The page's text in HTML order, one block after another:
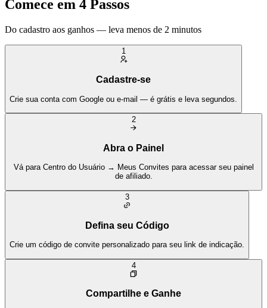
Comece em 4 Passos
Do cadastro aos ganhos — leva menos de 2 minutos
1
Cadastre-se
Crie sua conta com Google ou e-mail — é grátis e leva segundos.
2
Abra o Painel
Vá para Centro do Usuário → Meus Convites para acessar seu painel
de afiliado.
3
Defina seu Código
Crie um código de convite personalizado para seu link de indicação.
4
Compartilhe e Ganhe